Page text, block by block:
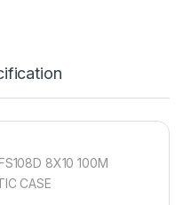
8X10 100M
CASE